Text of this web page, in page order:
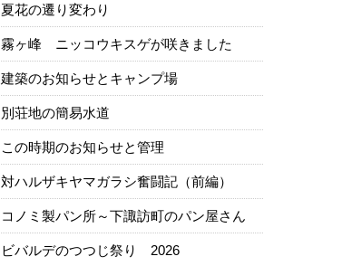
夏花の遷り変わり
霧ヶ峰 ニッコウキスゲが咲きました
建築のお知らせとキャンプ場
別荘地の簡易水道
この時期のお知らせと管理
対ハルザキヤマガラシ奮闘記（前編）
コノミ製パン所～下諏訪町のパン屋さん
ビバルデのつつじ祭り 2026